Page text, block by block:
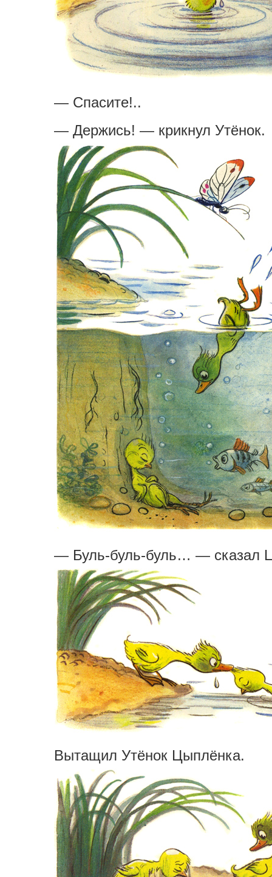
— Спасите!..
— Держись! — крикнул Утёнок.
— Буль-буль-буль… — сказал
Вытащил Утёнок Цыплёнка.